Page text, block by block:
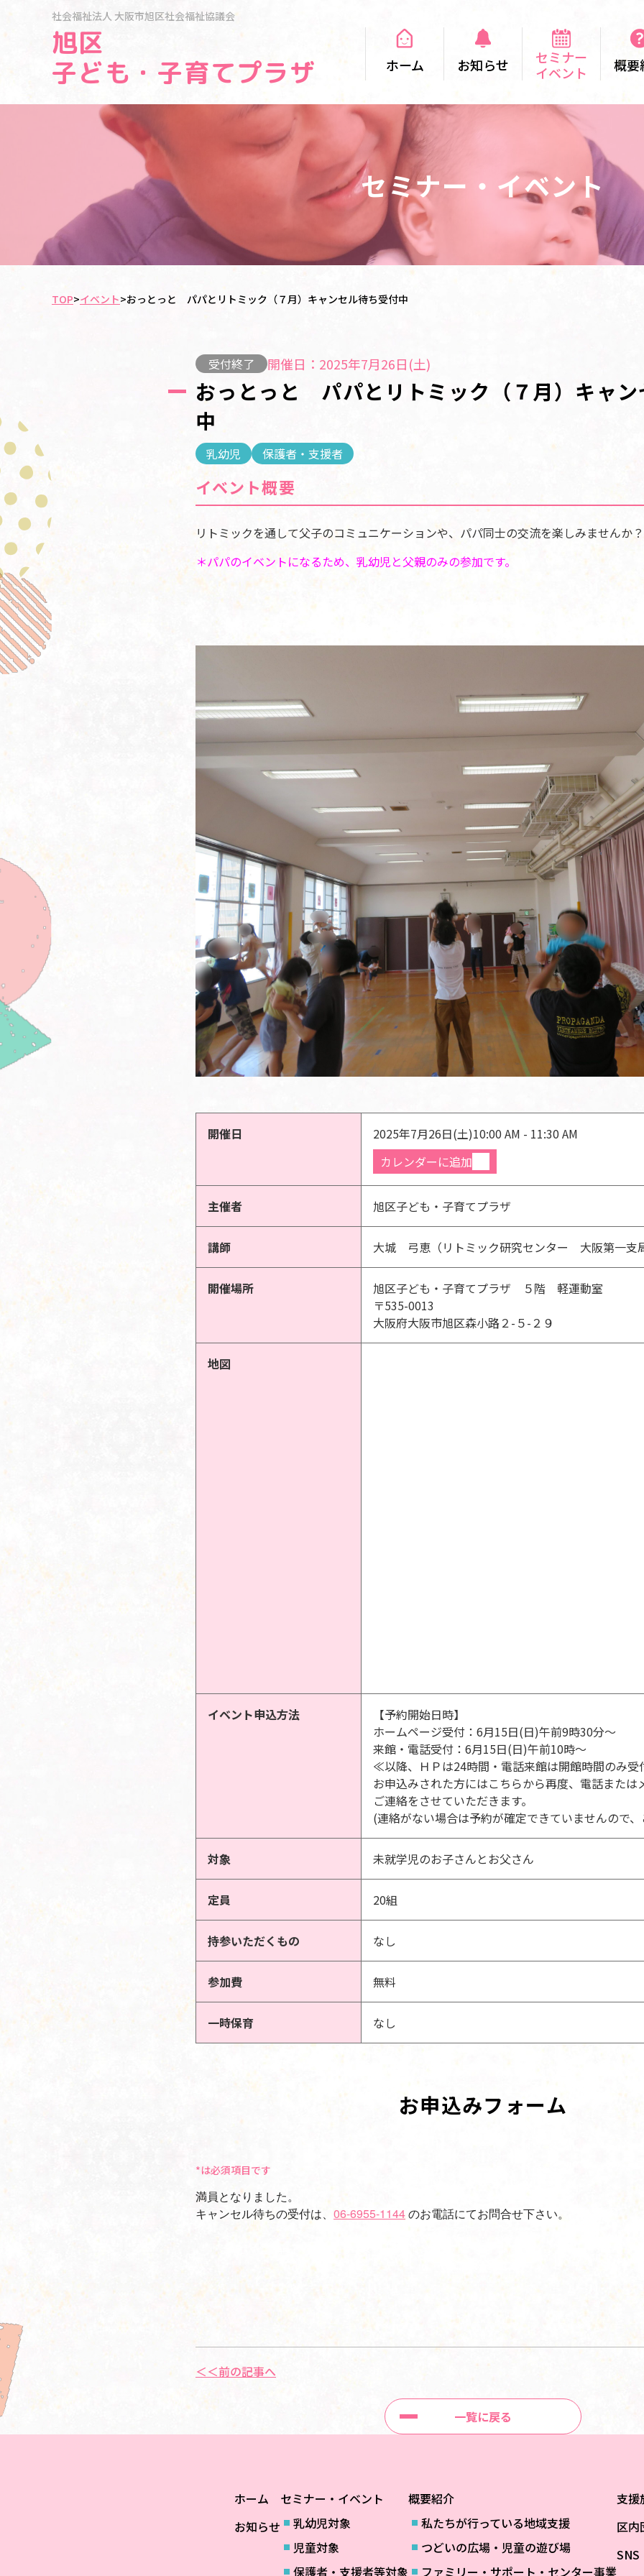
社会福祉法人 大阪市旭区社会福祉協議会
旭区
子ども・子育てプラザ
ホーム お知らせ
セミナー
イベント
概要
セミナー・イベント
TOP>イベント>おっとっと パパとリトミック（７月）キャンセル待ち受付中
受付終了 開催日：2025年7月26日(土)
おっとっと パパとリトミック（７月）キャン
中
乳幼児 保護者・支援者
イベント概要
リトミックを通して父子のコミュニケーションや、パパ同士の交流を楽しみませんか？
＊パパのイベントになるため、乳幼児と父親のみの参加です。
開催日 2025年7月26日(土)10:00 AM - 11:30 AM
カレンダーに追加
主催者 旭区子ども・子育てプラザ
講師 大城 弓恵（リトミック研究センター 大阪第一支
開催場所
旭区子ども・子育てプラザ ５階 軽運動室
〒535-0013
大阪府大阪市旭区森小路２-５-２９
地図
イベント申込方法
【予約開始日時】
ホームページ受付：6月15日(日)午前9時30分～
来館・電話受付：6月15日(日)午前10時～
≪以降、ＨＰは24時間・電話来館は開館時間のみ
お申込みされた方にはこちらから再度、電話または
ご連絡をさせていただきます。
(連絡がない場合は予約が確定できていませんので
対象 未就学児のお子さんとお父さん
定員 20組
持参いただくもの なし
参加費 無料
一時保育 なし
お申込みフォーム
*は必須項目です
満員となりました。
キャンセル待ちの受付は、 06-6955-1144のお電話にてお問合せ下さい。
＜＜前の記事へ
一覧に戻る
ホーム
お知らせ
セミナー・イベント
乳幼児対象
児童対象
保護者・支援者等対象
概要紹介
私たちが行っている地域支援
つどいの広場・児童の遊び場
ファミリー・サポート・センター事業
支援
区内
SNS